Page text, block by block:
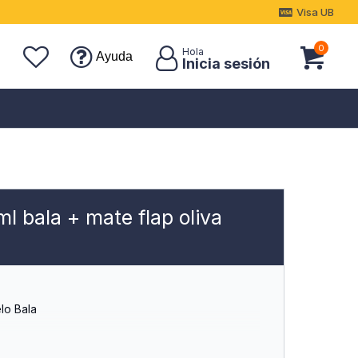
Ayuda
0
Visa UB
bala + mate flap oliva
Bala